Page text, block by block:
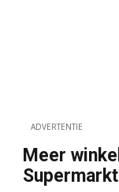
ADVERTENTIE
Meer